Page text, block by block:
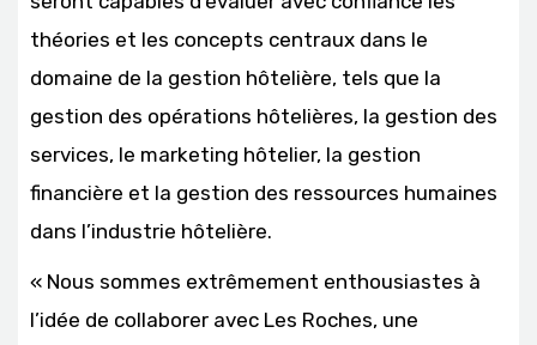
théories et les concepts centraux dans le
domaine de la gestion hôtelière, tels que la
gestion des opérations hôtelières, la gestion des
services, le marketing hôtelier, la gestion
financière et la gestion des ressources humaines
dans l’industrie hôtelière.
« Nous sommes extrêmement enthousiastes à
l’idée de collaborer avec Les Roches, une